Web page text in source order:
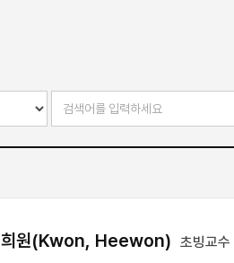
원(Kwon, Heewon) 초빙교수